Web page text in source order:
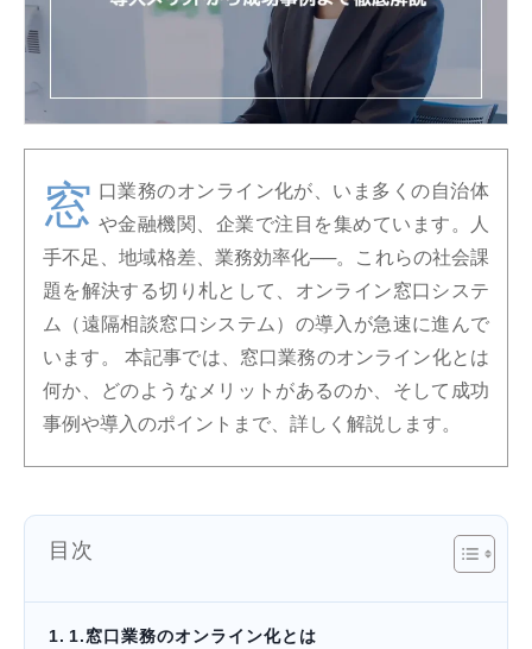
窓 口業務のオンライン化が、いま多くの自治体
や金融機関、企業で注目を集めています。人
手不足、地域格差、業務効率化──。これらの社会課
題を解決する切り札として、オンライン窓口システ
ム（遠隔相談窓口システム）の導入が急速に進んで
います。 本記事では、窓口業務のオンライン化とは
何か、どのようなメリットがあるのか、そして成功
事例や導入のポイントまで、詳しく解説します。
目次
1.窓口業務のオンライン化とは